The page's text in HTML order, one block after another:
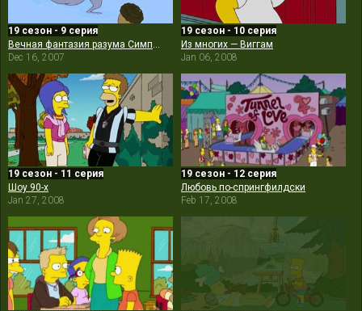
19 сезон - 9 серия
Вечная фантазия разума Симпсона
Dec 16, 2007
19 сезон - 10 серия
Из многих — Виггам
Jan 06, 2008
19 сезон - 11 серия
Шоу 90-х
Jan 27, 2008
19 сезон - 12 серия
Любовь по-спрингфилдски
Feb 17, 2008